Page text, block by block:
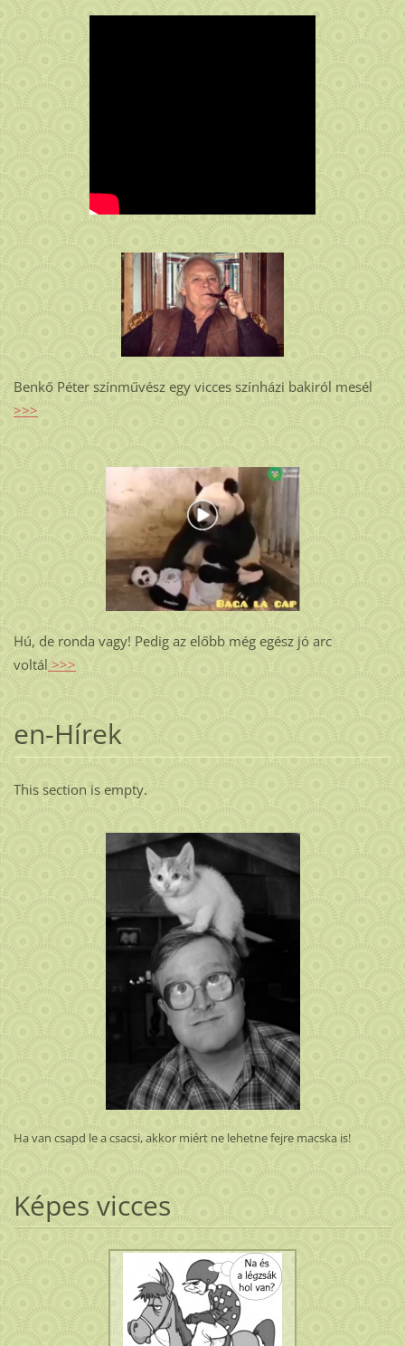
Benkő Péter színművész egy vicces színházi bakiról mesél
>>>
Hú, de ronda vagy! Pedig az előbb még egész jó arc
voltál >>>
en-Hírek
This section is empty.
Ha van csapd le a csacsi, akkor miért ne lehetne fejre macska is!
Képes vicces